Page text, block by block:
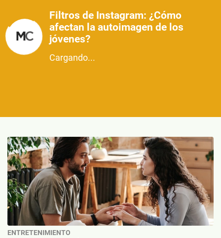
Filtros de Instagram: ¿Cómo
afectan la autoimagen de los
jóvenes?
Cargando...
ENTRETENIMIENTO